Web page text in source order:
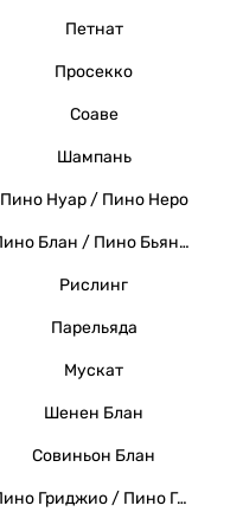
Петнат
Просекко
Соаве
Шампань
Пино Нуар / Пино Неро
Пино Блан / Пино Бьянко / Вайссер Бургундер
Рислинг
Парельяда
Мускат
Шенен Блан
Совиньон Блан
Пино Гриджио / Пино Гри